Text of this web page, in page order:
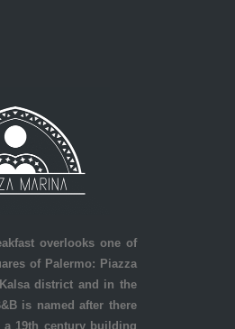
overlooks one of
of Palermo: Piazza
district and in the
is named after there
19th century building